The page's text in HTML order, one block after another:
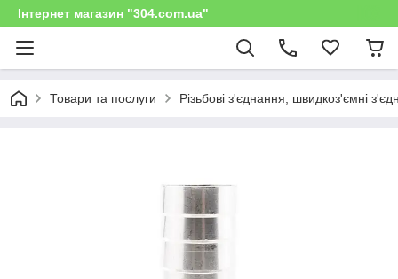
Інтернет магазин "304.com.ua"
Товари та послуги Різьбові з'єднання, швидкоз'ємні